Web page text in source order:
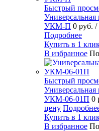
Быстрый
УКМ-П 0 руб. /
Подробнее
Купить в 1
В избранное
Быстрый
УКМ-06-01П 0
цену
Купить в 1
В избранное